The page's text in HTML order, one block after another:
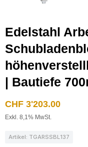
Edelstahl
| Bautiefe
CHF 3'203.00
Exkl. 8,1% MwSt.
Artikel: TGARSSBL137